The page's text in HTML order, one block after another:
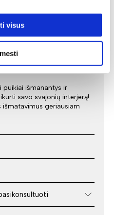
visus
puikiai išmanantys ir
savo svajonių interjerą!
geriausiam